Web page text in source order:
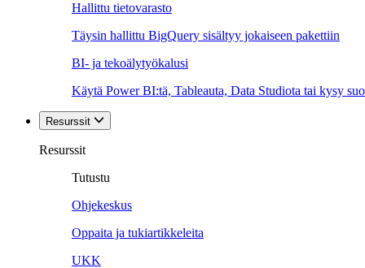
Hallittu tietovarasto
Täysin hallittu BigQuery sisältyy jokaiseen pakettiin
BI- ja tekoälytyökalusi
Käytä Power BI:tä, Tableauta, Data Studiota tai kysy
Resurssit
Resurssit
Tutustu
Ohjekeskus
Oppaita ja tukiartikkeleita
UKK